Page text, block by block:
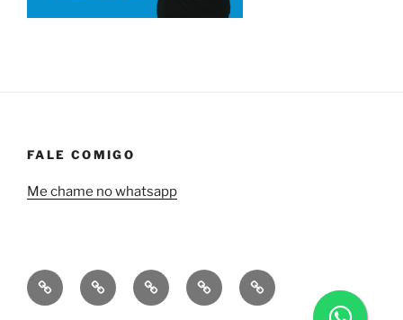
FALE COMIGO
Me chame no whatsapp
Quem
sou
Minha
empresa
Contrate
uma
Soluções
financeiras
Tecnologia